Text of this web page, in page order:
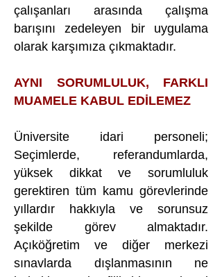
çalışanları arasında çalışma
barışını zedeleyen bir uygulama
olarak karşımıza çıkmaktadır.
AYNI SORUMLULUK, FARKLI
MUAMELE KABUL EDİLEMEZ
Üniversite idari personeli;
Seçimlerde, referandumlarda,
yüksek dikkat ve sorumluluk
gerektiren tüm kamu görevlerinde
yıllardır hakkıyla ve sorunsuz
şekilde görev almaktadır.
Açıköğretim ve diğer merkezi
sınavlarda dışlanmasının ne